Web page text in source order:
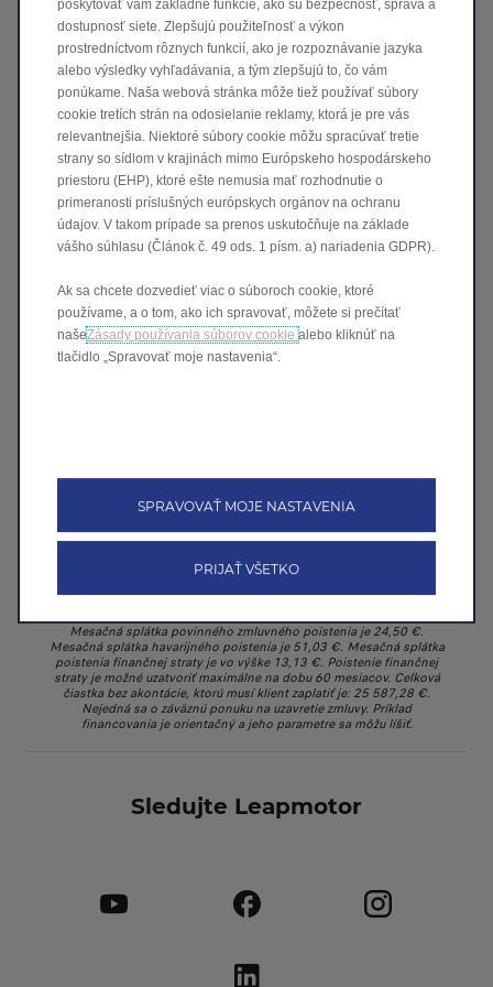
Dôvody, prečo si vybrať
T03
Výbava T03
1.000€ a je platná v prípade financovania vozidla cezLEAPMOTOR
poskytnutá predajcom značky LEAPMOTOR. LEAPMOTOR FINANCE
Pri financovaní vozidla T03 v cene 17 900 € platíte pri akontácii 3
€, s dobou splácania 84 mesiacov. Celková výška spotrebiteľského
Spracovateľský poplatok je 0 €, poplatok za prevod vlastníckeho
Mesačná splátka povinného zmluvného poistenia je 24,50 €.
Mesačná splátka havarijného poistenia je 51,03 €. Mesačná splátka
poistenia finančnej straty je vo výške 13,13 €. Poistenie finančnej
straty je možné uzatvoriť maximálne na dobu 60 mesiacov. Celková
čiastka bez akontácie, ktorú musí klient zaplatiť je: 25 587,28 €.
Nejedná sa o záväznú ponuku na uzavretie zmluvy. Príklad
financovania je orientačný a jeho parametre sa môžu líšiť.
Sledujte Leapmotor
poskytovať vám základné funkcie, ako sú bezpečnosť, správa a
dostupnosť siete. Zlepšujú použiteľnosť a výkon
prostredníctvom rôznych funkcií, ako je rozpoznávanie jazyka
alebo výsledky vyhľadávania, a tým zlepšujú to, čo vám
ponúkame. Naša webová stránka môže tiež používať súbory
cookie tretích strán na odosielanie reklamy, ktorá je pre vás
relevantnejšia. Niektoré súbory cookie môžu spracúvať tretie
strany so sídlom v krajinách mimo Európskeho hospodárskeho
priestoru (EHP), ktoré ešte nemusia mať rozhodnutie o
primeranosti príslušných európskych orgánov na ochranu
údajov. V takom prípade sa prenos uskutočňuje na základe
vášho súhlasu (Článok č. 49 ods. 1 písm. a) nariadenia GDPR).
Ak sa chcete dozvedieť viac o súboroch cookie, ktoré
používame, a o tom, ako ich spravovať, môžete si prečítať
našeZásady používania súborov cookie alebo kliknúť na
tlačidlo „Spravovať moje nastavenia“.
SPRAVOVAŤ MOJE NASTAVENIA
PRIJAŤ VŠETKO